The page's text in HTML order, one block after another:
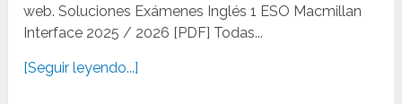
web. Soluciones Exámenes Inglés 1 ESO Macmillan
Interface 2025 / 2026 [PDF] Todas...
[Seguir leyendo...]